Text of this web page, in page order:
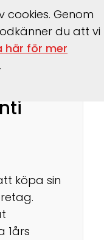
köpa sin
1års
Genom
du att vi
här för mer
.